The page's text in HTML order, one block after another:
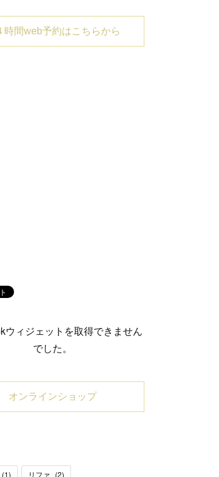
時間web予約はこちらから
ウィジェットを取得できません
でした。
オンラインショップ
(1) リファ (2)